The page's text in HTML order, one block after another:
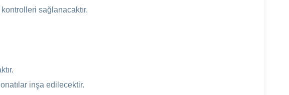
sağlanacaktır.
inşa edilecektir.